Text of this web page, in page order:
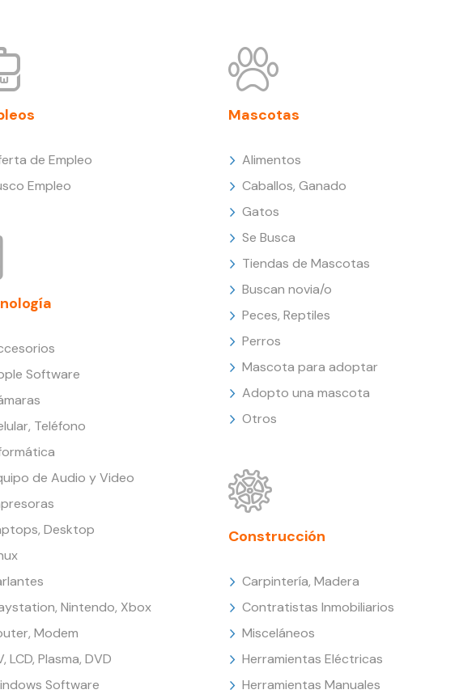
de Empleo
Empleo
Software
Teléfono
de Audio y Video
Desktop
Nintendo, Xbox
Modem
LCD, Plasma, DVD
Software
Mascotas
Alimentos
Caballos, Ganado
Gatos
Se Busca
Tiendas de Mascotas
Buscan novia/o
Peces, Reptiles
Perros
Mascota para adoptar
Adopto una mascota
Otros
Construcción
Carpintería, Madera
Contratistas Inmobiliarios
Misceláneos
Herramientas Eléctricas
Herramientas Manuales